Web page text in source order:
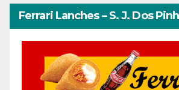
Ferrari Lanches – S. J. Dos